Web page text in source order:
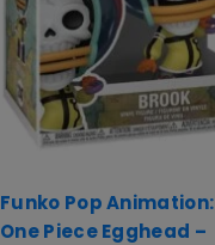
Funko Pop Animation:
One Piece Egghead –